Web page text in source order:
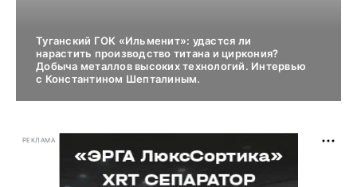
Туганский ГОК «Ильменит»: удастся ли
нарастить производство титана и циркония?
Добыча металлов высоких технологий. Интервью
с Константином Шепталиным.
РЕКЛАМА